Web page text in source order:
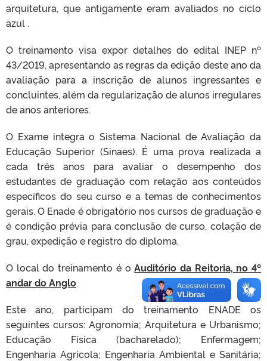
arquitetura, que antigamente eram avaliados no ciclo
azul .
O treinamento visa expor detalhes do edital INEP nº
43/2019, apresentando as regras da edição deste ano da
avaliação para a inscrição de alunos ingressantes e
concluintes, além da regularização de alunos irregulares
de anos anteriores.
O Exame integra o Sistema Nacional de Avaliação da
Educação Superior (Sinaes). É uma prova realizada a
cada três anos para avaliar o desempenho dos
estudantes de graduação com relação aos conteúdos
específicos do seu curso e a temas de conhecimentos
gerais. O Enade é obrigatório nos cursos de graduação e
é condição prévia para conclusão de curso, colação de
grau, expedição e registro do diploma.
O local do treinamento é oAuditório da Reitoria, no 4º
andar do Anglo.
Este ano, participam do treinamento ENADE os
seguintes cursos: Agronomia; Arquitetura e Urbanismo;
Educação Física (bacharelado); Enfermagem;
Engenharia Agrícola; Engenharia Ambiental e Sanitária;